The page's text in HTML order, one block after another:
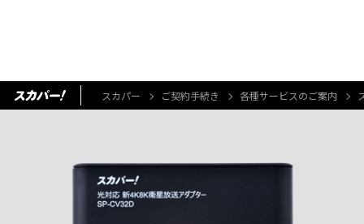
スカパー ご契約手続き 各種サービスのご案内